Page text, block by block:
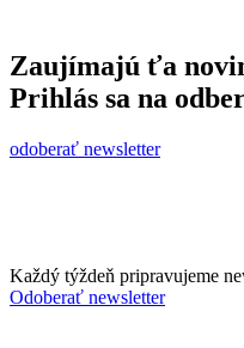
Zaujímajú ťa
Prihlás sa na
odoberať newsletter
Každý týždeň pripravujeme
Odoberať newsletter